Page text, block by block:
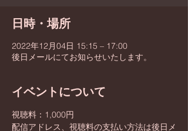
日時・場所
2022年12月04日 15:15 – 17:00
後日メールにてお知らせいたします。
イベントについて
視聴料：1,000円
配信アドレス、視聴料の支払い方法は後日メ